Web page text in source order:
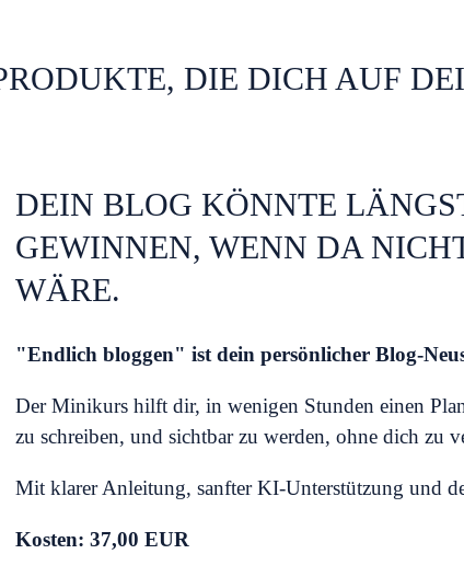
DIE DICH AUF
DEIN BLOG KÖNNTE
GEWINNEN, WENN DA
WÄRE.
"Endlich bloggen" ist dein persönlicher Blog-
Der Minikurs hilft dir, in wenigen Stunden einen
zu schreiben, und sichtbar zu werden, ohne dich zu
Mit klarer Anleitung, sanfter KI-Unterstützung und
Kosten: 37,00 EUR